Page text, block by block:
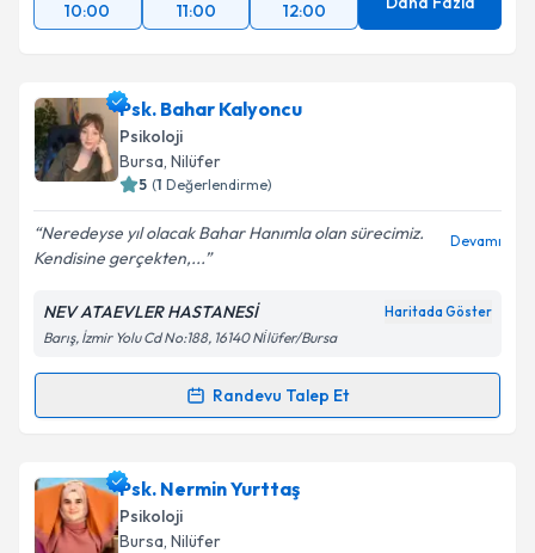
10:00 11:00 12:00
Psk. Bahar Kalyoncu
Psikoloji
Bursa, Nilüfer
5 (1 Değerlendirme)
Neredeyse yıl olacak Bahar Hanımla olan sürecimiz.
Kendisine gerçekten,...
Devamı
NEV ATAEVLER HASTANESİ Haritada Göster
Barış, İzmir Yolu Cd No:188, 16140 Ni̇lüfer/Bursa
Randevu Talep Et
Randevu Takvimi Talebi
Psk. Bahar Kalyoncuiçin randevu takvimi talebi
oluşturun. Size bu uzmandan randevu almanız için bir
takvim hazırlandığında e-posta ile bilgilendireceğiz.
Psk. Nermin Yurttaş
Psikoloji
Bursa, Nilüfer